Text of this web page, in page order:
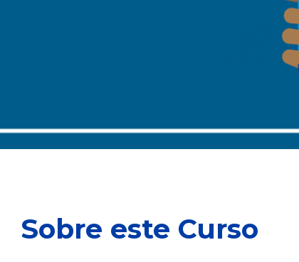
Sobre este Curso